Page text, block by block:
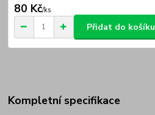
80 Kč/ks
Přidat do košíku
Kompletní specifikace